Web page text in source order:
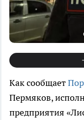
Как сообщает
Пермяков,
предприятия